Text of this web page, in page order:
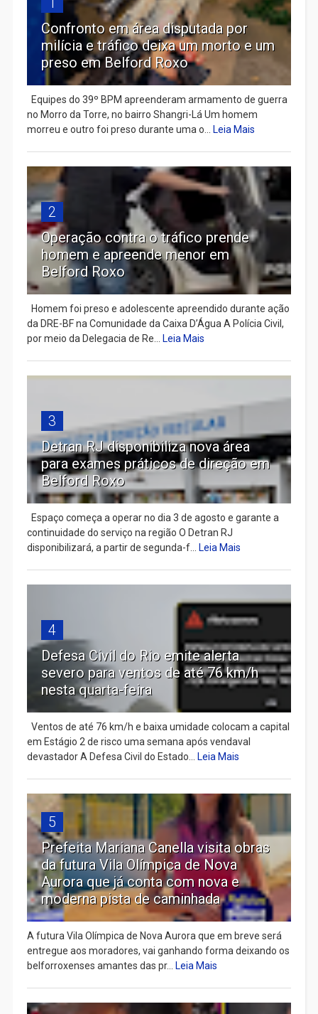
Confronto em área disputada por
milícia e tráfico deixa um morto e um
preso em Belford Roxo
Equipes do 39º BPM apreenderam armamento de guerra
no Morro da Torre, no bairro Shangri-Lá Um homem
morreu e outro foi preso durante uma o... Leia Mais
2
Operação contra o tráfico prende
homem e apreende menor em
Belford Roxo
Homem foi preso e adolescente apreendido durante ação
da DRE-BF na Comunidade da Caixa D’Água A Polícia Civil,
por meio da Delegacia de Re... Leia Mais
3
Detran RJ disponibiliza nova área
para exames práticos de direção em
Belford Roxo
Espaço começa a operar no dia 3 de agosto e garante a
continuidade do serviço na região O Detran RJ
disponibilizará, a partir de segunda-f... Leia Mais
4
Defesa Civil do Rio emite alerta
severo para ventos de até 76 km/h
nesta quarta-feira
Ventos de até 76 km/h e baixa umidade colocam a capital
em Estágio 2 de risco uma semana após vendaval
devastador A Defesa Civil do Estado... Leia Mais
5
Prefeita Mariana Canella visita obras
da futura Vila Olímpica de Nova
Aurora que já conta com nova e
moderna pista de caminhada
A futura Vila Olímpica de Nova Aurora que em breve será
entregue aos moradores, vai ganhando forma deixando os
belforroxenses amantes das pr... Leia Mais